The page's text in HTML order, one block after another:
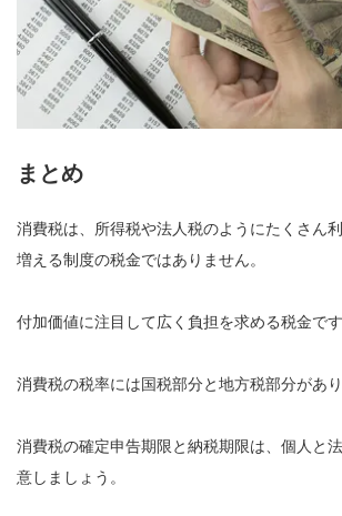
まとめ
消費税は、所得税や法人税のようにたくさん
増える制度の税金ではありません。
付加価値に注目して広く負担を求める税金です
消費税の税率には国税部分と地方税部分があり
消費税の確定申告期限と納税期限は、個人と
意しましょう。